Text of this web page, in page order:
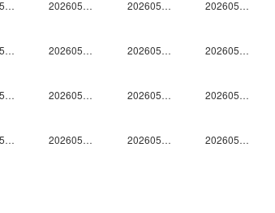
20260510未播 20260513未播 20260514尝鲜 20260515上
20260520未播 20260521尝鲜 20260522上 20260522中
20260523高瑞璇个人舞台合集 20260523康子奇个人舞台合集 20260523鹭卓个人舞台合集 20260523马小宇个人舞台合集
20260523吴俊霆个人舞台合集 20260523希林娜依·高个人舞台合集 20260523谢可寅Shaking Chloe个人舞台合集 20260523徐艺洋个人舞台合集